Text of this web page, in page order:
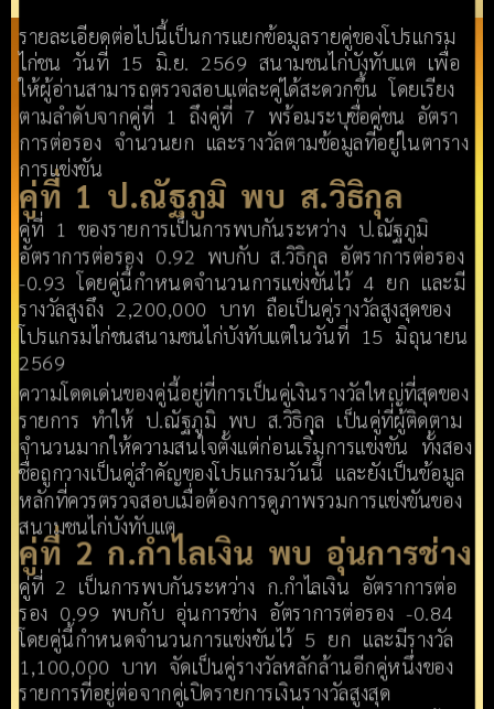
รายละเอียดต่อไปนี้เป็นการแยกข้อมูลรายคู่ของโปรแกรม
ไก่ชน วันที่ 15 มิ.ย. 2569 สนามชนไก่บังทับแต เพื่อ
ให้ผู้อ่านสามารถตรวจสอบแต่ละคู่ได้สะดวกขึ้น โดยเรียง
ตามลำดับจากคู่ที่ 1 ถึงคู่ที่ 7 พร้อมระบุชื่อคู่ชน อัตรา
การต่อรอง จำนวนยก และรางวัลตามข้อมูลที่อยู่ในตาราง
การแข่งขัน
คู่ที่ 1 ป.ณัฐภูมิ พบ ส.วิธิกุล
คู่ที่ 1 ของรายการเป็นการพบกันระหว่าง ป.ณัฐภูมิ
อัตราการต่อรอง 0.92 พบกับ ส.วิธิกุล อัตราการต่อรอง
-0.93 โดยคู่นี้กำหนดจำนวนการแข่งขันไว้ 4 ยก และมี
รางวัลสูงถึง 2,200,000 บาท ถือเป็นคู่รางวัลสูงสุดของ
โปรแกรมไก่ชนสนามชนไก่บังทับแตในวันที่ 15 มิถุนายน
2569
ความโดดเด่นของคู่นี้อยู่ที่การเป็นคู่เงินรางวัลใหญ่ที่สุดของ
รายการ ทำให้ ป.ณัฐภูมิ พบ ส.วิธิกุล เป็นคู่ที่ผู้ติดตาม
จำนวนมากให้ความสนใจตั้งแต่ก่อนเริ่มการแข่งขัน ทั้งสอง
ชื่อถูกวางเป็นคู่สำคัญของโปรแกรมวันนี้ และยังเป็นข้อมูล
หลักที่ควรตรวจสอบเมื่อต้องการดูภาพรวมการแข่งขันของ
สนามชนไก่บังทับแต
คู่ที่ 2 ก.กำไลเงิน พบ อุ่นการช่าง
คู่ที่ 2 เป็นการพบกันระหว่าง ก.กำไลเงิน อัตราการต่อ
รอง 0.99 พบกับ อุ่นการช่าง อัตราการต่อรอง -0.84
โดยคู่นี้กำหนดจำนวนการแข่งขันไว้ 5 ยก และมีรางวัล
1,100,000 บาท จัดเป็นคู่รางวัลหลักล้านอีกคู่หนึ่งของ
รายการที่อยู่ต่อจากคู่เปิดรายการเงินรางวัลสูงสุด